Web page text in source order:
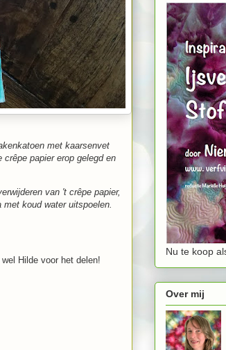
met kaarsenvet
papier erop gelegd en
van 't crêpe papier,
koud water uitspoelen.
Hilde voor het delen!
Nu te koop
Over mij